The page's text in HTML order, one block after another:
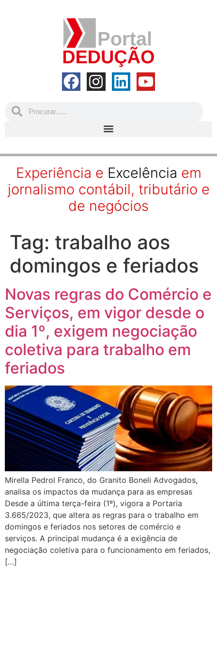
Experiência e Excelência em
jornalismo contábil, tributário e
de negócios
Tag: trabalho aos
domingos e feriados
Novas regras do Comércio e
Serviços, em vigor desde o
dia 1º, exigem negociação
coletiva para trabalho em
feriados
Mirella Pedrol Franco, do Granito Boneli Advogados,
analisa os impactos da mudança para as empresas
Desde a última terça-feira (1º), vigora a Portaria
3.665/2023, que altera as regras para o trabalho em
domingos e feriados nos setores de comércio e
serviços. A principal mudança é a exigência de
negociação coletiva para o funcionamento em feriados,
[…]